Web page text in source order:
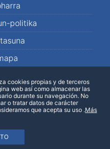
politika
cookies propias y de terceros
web así como almacenar las
durante su navegación. No
o tratar datos de carácter
que acepta su uso .Más